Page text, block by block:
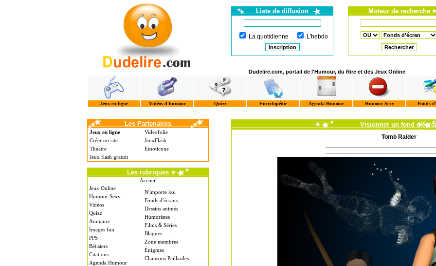
Liste de diffusion
La quotidienne L'hebdo
Moteur de recherche
Dudelire.com, portail de l'Humour, du Rire et des Jeux Online
Jeux en ligne Vidéos d'humour Quizz Encyclopédie Agenda Humour Humour Sexy Fonds
Les Partenaires
Jeux en ligne
Créer un site
Théâtre
Jeux flash gratuit
Videofolie
JeuxFlash
Emoticone
Les rubriques
Accueil
Jeux Online
Humour Sexy
Vidéos
Quizz
Annuaire
Images fun
PPS
Bétisiers
Citations
Agenda Humour
N'importe koi
Fonds d'écrans
Dessins animés
Humoristes
Films & Séries
Blagues
Zone membres
Énigmes
Chansons Paillardes
Visionner un fond
Tomb Raider